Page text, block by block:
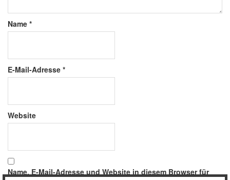
Name *
E-Mail-Adresse *
Website
Name, E-Mail-Adresse und Website in diesem Browser für